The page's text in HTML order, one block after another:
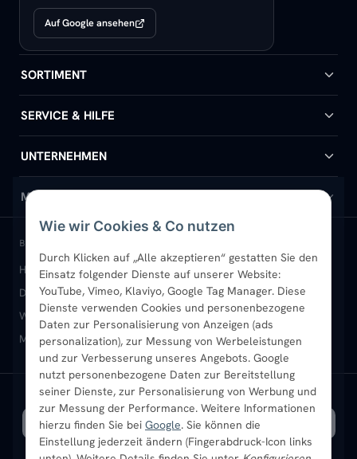
Wie wir Cookies & Co nutzen
Durch Klicken auf „Alle akzeptieren“ gestatten Sie den
Einsatz folgender Dienste auf unserer Website:
YouTube, Vimeo, Klaviyo, Google Tag Manager. Diese
Dienste verwenden Cookies und personenbezogene
Daten zur Personalisierung von Anzeigen (ads
personalization), zur Messung von Werbeleistungen
und zur Verbesserung unseres Angebots. Google
nutzt personenbezogene Daten zur Bereitstellung
seiner Dienste, zur Personalisierung von Werbung und
zur Messung der Performance. Weitere Informationen
hierzu finden Sie bei Google. Sie können die
Einstellung jederzeit ändern (Fingerabdruck-Icon links
Auf Google ansehen
SORTIMENT
Badheizkörper
Handtuchheizkörper
Design-Heizkörper
Paneelheizkörper
Vertikal-Heizkörper
Heizkörper-Zubehör
SERVICE & HILFE
Hilfe & Kontakt
Versand & Lieferung
Rückgabe & Widerruf
Garantie & Gewährleistung
Montageservice vor Ort
Sendung verfolgen
UNTERNEHMEN
Wir über uns
Standort & Abholung Jüchen
B2B-Kunden
Karriere
Ratgeber
Bestpreisgarantie
MEIN KONTO
Anmelden / Mein Konto
Merkliste
Newsletter
Aktuelle Angebote
BELIEBTE KATEGORIEN
Heizkörper kaufenBadheizkörperHandtuchheizkörper
Design-HeizkörperPaneelheizkörperVertikal-Heizkörper
Wandheizkörper Wohnraum-Heizkörper Badheizkörper Schwarz
Mischbetrieb-HeizkörperHeizkörper-ZubehörAktuelle Angebote
VERSAND MIT